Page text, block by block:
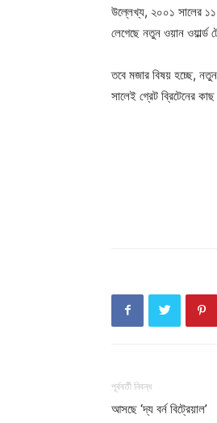
উল্লেখ্য, ২০০১ সালের ১১
লেগেছে নতুন ওয়ান ওয়ার্ল্ড
তবে মজার বিষয় হচ্ছে,
সালেই গ্রেট ব্রিটেনের
পূর্ববর্তী নিবন্ধ
আসছে ‘দ্য বর্ন বিট্রেয়াল’